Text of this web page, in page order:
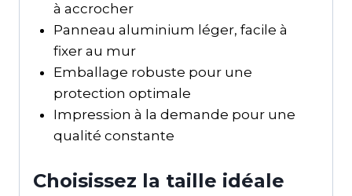
à accrocher
Panneau aluminium léger, facile à
fixer au mur
Emballage robuste pour une
protection optimale
Impression à la demande pour une
qualité constante
Choisissez la taille idéale